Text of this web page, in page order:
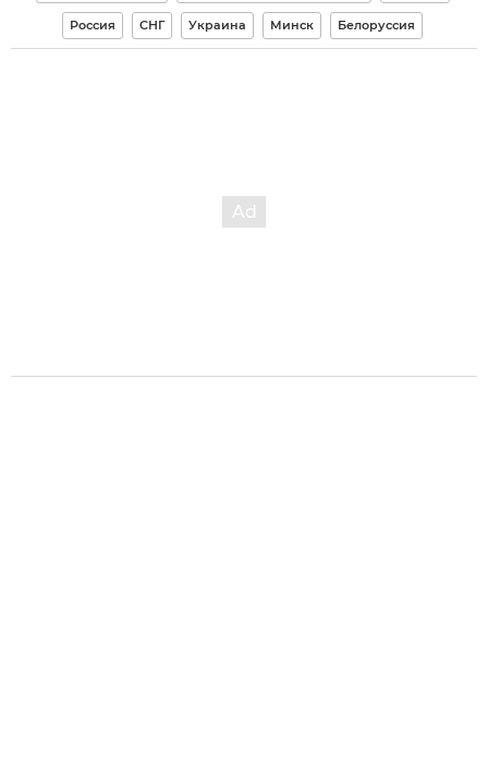
Россия СНГ Украина Минск Белоруссия